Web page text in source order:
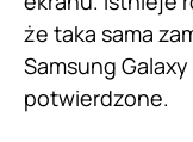
że taka sama
Samsung
potwierdzone.